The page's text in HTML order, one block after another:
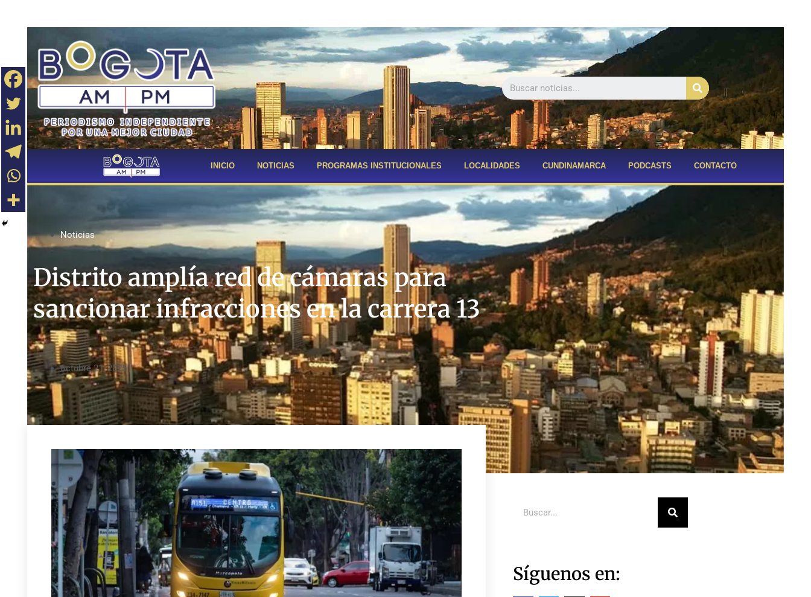
Buscar
INICIO NOTICIAS PROGRAMAS INSTITUCIONALES LOCALIDADES CUNDINAMARCA PODCASTS CONTACTO
Noticias
Distrito amplía red de cámaras para
sancionar infracciones en la carrera 13
octubre 21, 2025
Síguenos en: